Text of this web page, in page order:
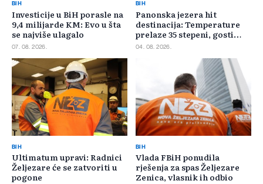
BIH
Investicije u BiH porasle na
9,4 milijarde KM: Evo u šta
se najviše ulagalo
07. 08. 2026.
BIH
Panonska jezera hit
destinacija: Temperature
prelaze 35 stepeni, gosti
pristižu iz cijele regije
04. 08. 2026.
BIH
Ultimatum upravi: Radnici
Željezare će se zatvoriti u
pogone
BIH
Vlada FBiH ponudila
rješenja za spas Željezare
Zenica, vlasnik ih odbio